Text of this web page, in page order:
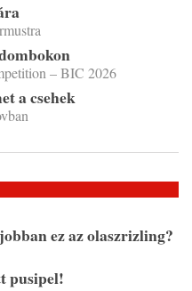
– BIC 2026
a csehek
ez az olaszrizling?
pusipel!